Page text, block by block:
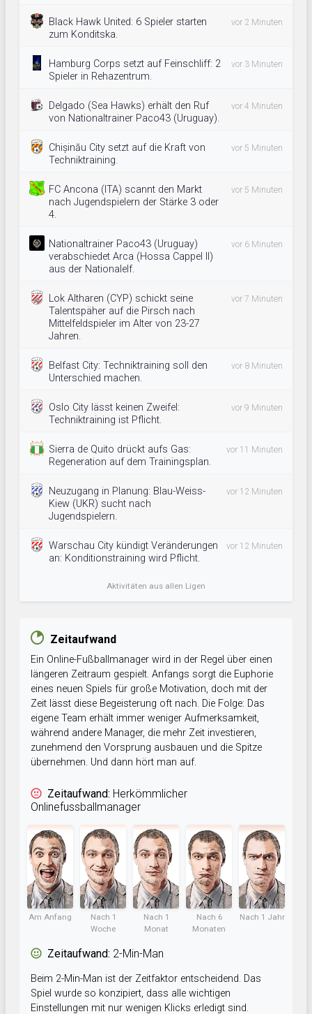
Black Hawk United: 6 Spieler starten
zum Konditska.
vor 2 Minuten
Hamburg Corps setzt auf Feinschliff: 2
Spieler in Rehazentrum.
vor 3 Minuten
Delgado (Sea Hawks) erhält den Ruf
von Nationaltrainer Paco43 (Uruguay).
vor 4 Minuten
Chișinău City setzt auf die Kraft von
Techniktraining.
vor 5 Minuten
FC Ancona (ITA) scannt den Markt
nach Jugendspielern der Stärke 3 oder
4.
vor 5 Minuten
Nationaltrainer Paco43 (Uruguay)
verabschiedet Arca (Hossa Cappel II)
aus der Nationalelf.
vor 6 Minuten
Lok Altharen (CYP) schickt seine
Talentspäher auf die Pirsch nach
Mittelfeldspieler im Alter von 23-27
Jahren.
vor 7 Minuten
Belfast City: Techniktraining soll den
Unterschied machen.
vor 8 Minuten
Oslo City lässt keinen Zweifel:
Techniktraining ist Pflicht.
vor 9 Minuten
Sierra de Quito drückt aufs Gas:
Regeneration auf dem Trainingsplan.
vor 11 Minuten
Neuzugang in Planung: Blau-Weiss-
Kiew (UKR) sucht nach
Jugendspielern.
vor 12 Minuten
Warschau City kündigt Veränderungen
an: Konditionstraining wird Pflicht.
vor 12 Minuten
Aktivitäten aus allen Ligen
Zeitaufwand
Ein Online-Fußballmanager wird in der Regel über einen
längeren Zeitraum gespielt. Anfangs sorgt die Euphorie
eines neuen Spiels für große Motivation, doch mit der
Zeit lässt diese Begeisterung oft nach. Die Folge: Das
eigene Team erhält immer weniger Aufmerksamkeit,
während andere Manager, die mehr Zeit investieren,
zunehmend den Vorsprung ausbauen und die Spitze
übernehmen. Und dann hört man auf.
Zeitaufwand: Herkömmlicher
Onlinefussballmanager
Am Anfang
Nach 1
Woche
Nach 1
Monat
Nach 6
Monaten
Nach 1 Jahr
Zeitaufwand: 2-Min-Man
Beim 2-Min-Man ist der Zeitfaktor entscheidend. Das
Spiel wurde so konzipiert, dass alle wichtigen
Einstellungen mit nur wenigen Klicks erledigt sind.